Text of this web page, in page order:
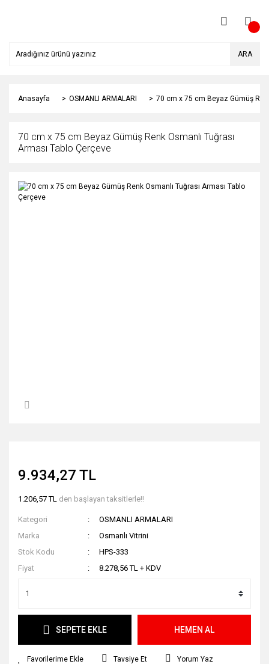
ARA
Anasayfa OSMANLI ARMALARI 70 cm x 75 cm Beyaz Gümüş
70 cm x 75 cm Beyaz Gümüş Renk Osmanlı Tuğrası
Arması Tablo Çerçeve
9.934,27 TL
1.206,57 TL den başlayan taksitlerle!!
Kategori
OSMANLI ARMALARI
Marka
Osmanlı Vitrini
Stok Kodu
HPS-333
Fiyat
8.278,56 TL + KDV
SEPETE EKLE HEMEN AL
Tavsiye Et Yorum Yaz